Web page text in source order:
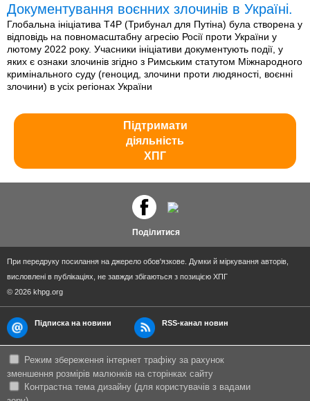
Документування воєнних злочинів в Україні.
Глобальна ініціатива T4P (Трибунал для Путіна) була створена у
відповідь на повномасштабну агресію Росії проти України у
лютому 2022 року. Учасники ініціативи документують події, у
яких є ознаки злочинів згідно з Римським статутом Міжнародного
кримінального суду (геноцид, злочини проти людяності, воєнні
злочини) в усіх регіонах України
Підтримати
діяльність
ХПГ
Поділитися
При передруку посилання на джерело обов'язкове. Думки й міркування авторів,
висловлені в публікаціях, не завжди збігаються з позицією ХПГ
© 2026 khpg.org
Підписка на новини RSS-канал новин
Режим збереження інтернет трафіку за рахунок
зменшення розмірів малюнків на сторінках сайту
Контрастна тема дизайну (для користувачів з вадами